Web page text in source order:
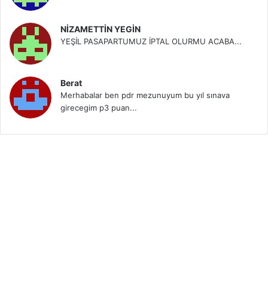
NİZAMETTİN YEGİN
YEŞİL PASAPARTUMUZ İPTAL OLURMU ACABA...
Berat
Merhabalar ben pdr mezunuyum bu yıl sınava
girecegim p3 puan...